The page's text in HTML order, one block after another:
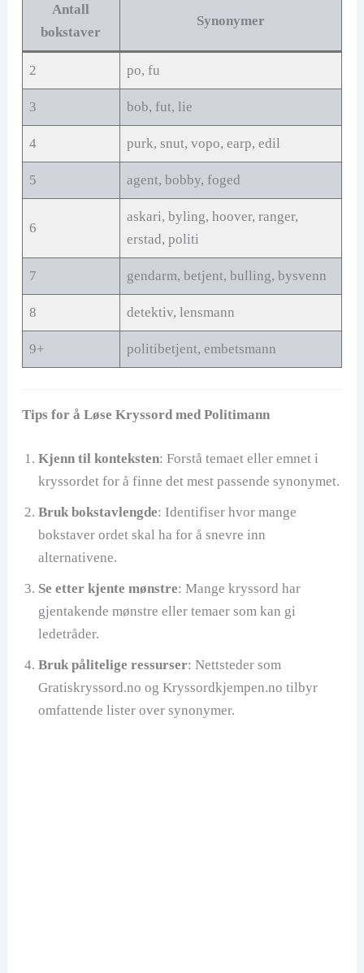
Antall
bokstaver
Synonymer
2 po, fu
3 bob, fut, lie
4 purk, snut, vopo, earp, edil
5 agent, bobby, foged
6
askari, byling, hoover, ranger,
erstad, politi
7 gendarm, betjent, bulling, bysvenn
8 detektiv, lensmann
9+ politibetjent, embetsmann
Tips for å Løse Kryssord med Politimann
Kjenn til konteksten: Forstå temaet eller emnet i
kryssordet for å finne det mest passende synonymet.
Bruk bokstavlengde: Identifiser hvor mange
bokstaver ordet skal ha for å snevre inn
alternativene.
Se etter kjente mønstre: Mange kryssord har
gjentakende mønstre eller temaer som kan gi
ledetråder.
Bruk pålitelige ressurser: Nettsteder som
Gratiskryssord.no og Kryssordkjempen.no tilbyr
omfattende lister over synonymer.